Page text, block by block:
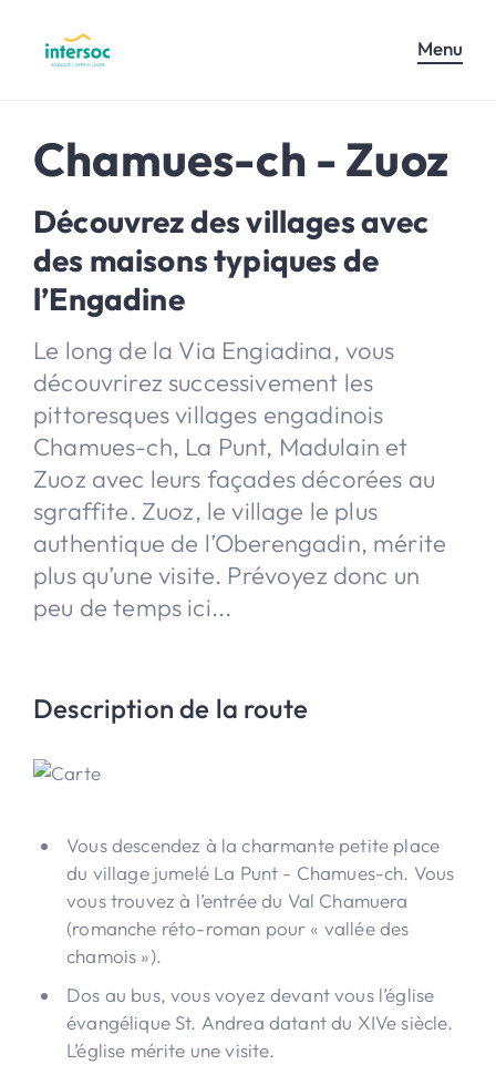
Menu
Chamues-ch - Zuoz
Découvrez des villages avec
des maisons typiques de
l’Engadine
Le long de la Via Engiadina, vous
découvrirez successivement les
pittoresques villages engadinois
Chamues-ch, La Punt, Madulain et
Zuoz avec leurs façades décorées au
sgraffite. Zuoz, le village le plus
authentique de l’Oberengadin, mérite
plus qu’une visite. Prévoyez donc un
peu de temps ici...
Description de la route
Vous descendez à la charmante petite place
du village jumelé La Punt - Chamues-ch. Vous
vous trouvez à l’entrée du Val Chamuera
(romanche réto-roman pour « vallée des
chamois »).
Dos au bus, vous voyez devant vous l’église
évangélique St. Andrea datant du XIVe siècle.
L’église mérite une visite.